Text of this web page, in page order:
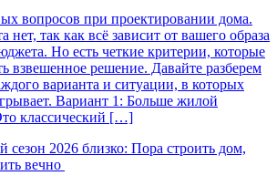
вопросов при проектировании дома.
нет, так как всё зависит от вашего образа
Но есть четкие критерии, которые
взвешенное решение. Давайте разберем
варианта и ситуации, в которых
Вариант 1: Больше жилой
классический […]
сезон 2026 близко: Пора строить дом,
вечно